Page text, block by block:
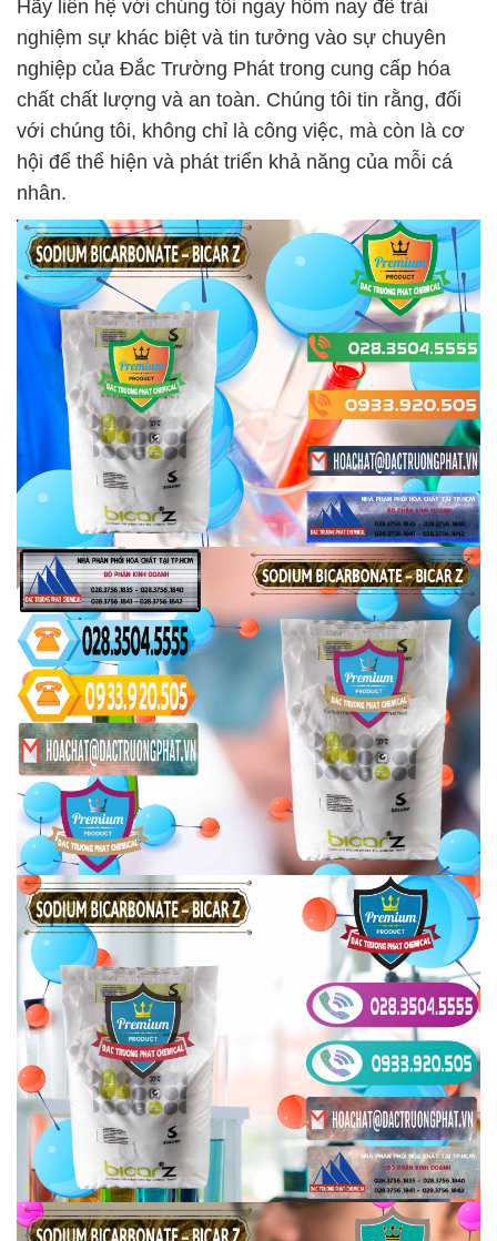
Hãy liên hệ với chúng tôi ngay hôm nay để trải
nghiệm sự khác biệt và tin tưởng vào sự chuyên
nghiệp của Đắc Trường Phát trong cung cấp hóa
chất chất lượng và an toàn. Chúng tôi tin rằng, đối
với chúng tôi, không chỉ là công việc, mà còn là cơ
hội để thể hiện và phát triển khả năng của mỗi cá
nhân.